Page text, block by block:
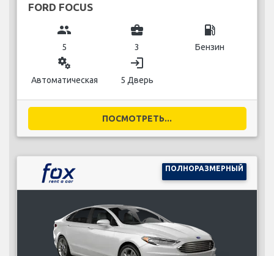
FORD FOCUS
group
5
business_center
3
local_gas_station
Бензин
miscellaneous_services
Автоматическая
login
5 Дверь
ПОСМОТРЕТЬ...
ПОЛНОРАЗМЕРНЫЙ